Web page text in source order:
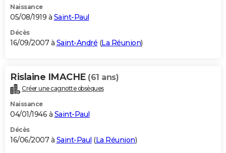
Naissance
05/08/1919 à Saint-Paul
Décès
16/09/2007 à Saint-André (La Réunion)
Rislaine IMACHE (61 ans)
Créer une cagnotte obsèques
Naissance
04/01/1946 à Saint-Paul
Décès
16/06/2007 à Saint-Paul (La Réunion)